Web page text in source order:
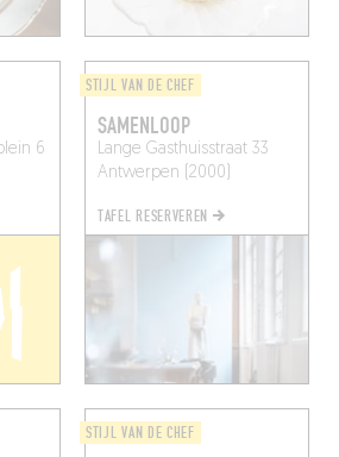
6
STIJL VAN DE CHEF
SAMENLOOP
Lange Gasthuisstraat 33
Antwerpen (2000)
TAFEL RESERVEREN
STIJL VAN DE CHEF